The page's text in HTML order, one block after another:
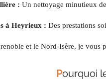
: Un nettoyage minutieux
à Heyrieux : Des prestations
et le Nord-Isère, je
Pourquoi